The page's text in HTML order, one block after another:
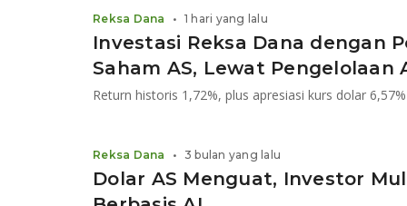
Bebas pilih partner penyimpanan, harga
relatif stabil.
Investasi Reksa Dana dengan
Saham AS, Lewat Pengelolaan
Reksa Dana • 1 hari yang lalu
Dolar AS Menguat, Investor
Reksa Dana • 3 bulan yang lalu